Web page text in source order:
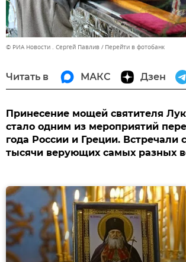
© РИА Новости . Сергей Павлив Перейти в фотобанк
Читать в МАКС Дзен
Принесение мощей святителя
стало одним из мероприятий
года России и Греции. Встречали
тысячи верующих самых разных